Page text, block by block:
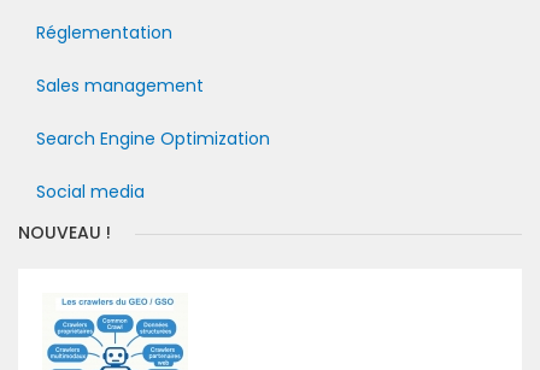
Réglementation
Sales management
Search Engine Optimization
Social media
NOUVEAU !